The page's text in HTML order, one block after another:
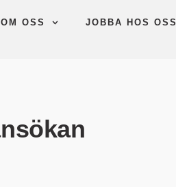
OM OSS JOBBA HOS OSS